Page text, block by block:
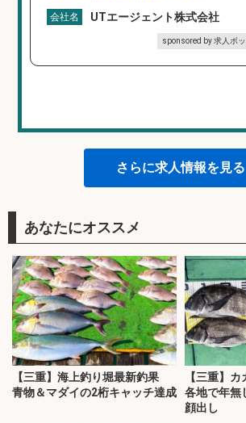
会社名 UTエージェント株式会社
sponsored by 求人ボ
さらに求人情報を見る
あなたにオススメ
【三重】海上釣り堀最新釣果
青物＆マダイの2桁キャッチ達成
【三重】
各地で年無
顔出し